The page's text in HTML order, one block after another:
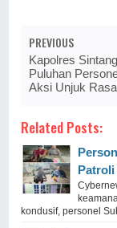
PREVIOUS
Kapolres
Puluhan
Aksi Unjuk
Related Posts:
Patroli
kondusif, personel